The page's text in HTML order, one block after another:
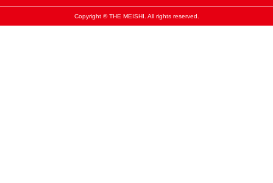
Copyright © THE MEISHI. All rights reserved.